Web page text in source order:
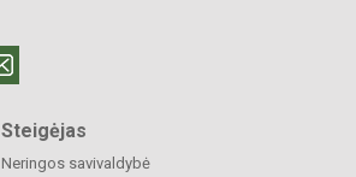
Steigėjas
Neringos savivaldybė